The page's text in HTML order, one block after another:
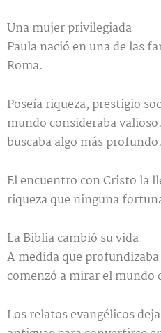
Una mujer privilegiada
Paula nació en una de las
Roma.
Poseía riqueza, prestigio
mundo consideraba
buscaba algo más profundo.
El encuentro con Cristo la
riqueza que ninguna
La Biblia cambió su vida
A medida que
comenzó a mirar el mundo
Los relatos evangélicos